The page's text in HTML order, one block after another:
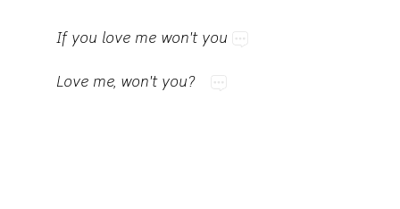
If​you​love​me​won't​you
Love​me,​won't​you?